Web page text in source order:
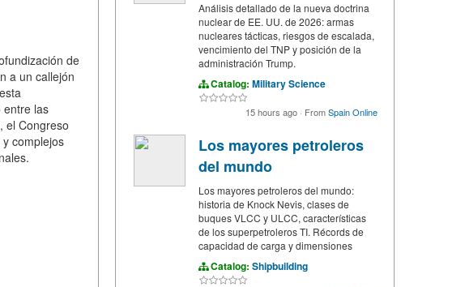
de
a un callejón
entre las
el Congreso
complejos
Análisis detallado de la nueva doctrina
nuclear de EE. UU. de 2026: armas
nucleares tácticas, riesgos de escalada,
vencimiento del TNP y posición de la
administración Trump.
Catalog: Military Science
15 hours ago · FromSpain Online
Los mayores petroleros
del mundo
Los mayores petroleros del mundo:
historia de Knock Nevis, clases de
buques VLCC y ULCC, características
de los superpetroleros TI. Récords de
capacidad de carga y dimensiones
Catalog: Shipbuilding